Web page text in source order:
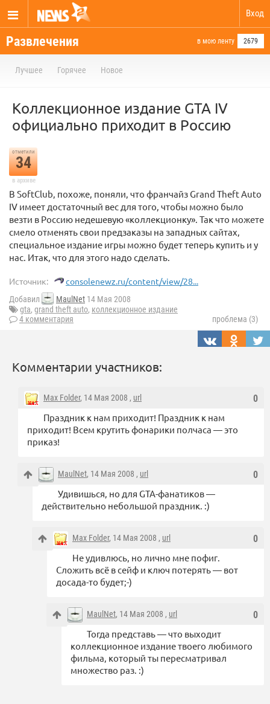
Вход
Развлечения в мою ленту 2679
Лучшее Горячее Новое
Коллекционное издание GTA IV
официально приходит в Россию
отметили
34
в архиве
В SoftClub, похоже, поняли, что франчайз Grand Theft Auto
IV имеет достаточный вес для того, чтобы можно было
везти в Россию недешевую «коллекционку». Так что можете
смело отменять свои предзаказы на западных сайтах,
специальное издание игры можно будет теперь купить и у
нас. Итак, что для этого надо сделать.
Источник: consolenewz.ru/content/view/28...
Добавил MaulNet 14 Мая 2008
gta, grand theft auto, коллекционное издание
4 комментария
проблема (3)
Комментарии участников:
0
Max Folder, 14 Мая 2008 , url
Праздник к нам приходит! Праздник к нам
приходит! Всем крутить фонарики полчаса — это
приказ!
0
MaulNet, 14 Мая 2008 , url
Удивишься, но для GTA-фанатиков —
действительно небольшой праздник. :)
0
Max Folder, 14 Мая 2008 , url
Не удивлюсь, но лично мне пофиг.
Сложить всё в сейф и ключ потерять — вот
досада-то будет;-)
0
MaulNet, 14 Мая 2008 , url
Тогда представь — что выходит
коллекционное издание твоего любимого
фильма, который ты пересматривал
множество раз. :)